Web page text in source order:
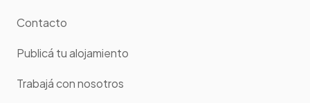
Contacto
Publicá tu alojamiento
Trabajá con nosotros